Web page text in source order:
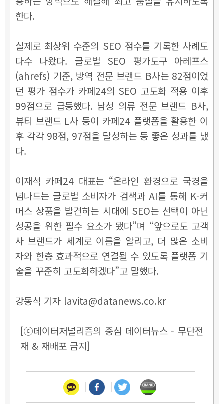
한다.
실제로 최상위 수준의 SEO 점수를 기록한 사례도
다수 나왔다. 글로벌 SEO 평가도구 아레프스
(ahrefs) 기준, 방역 전문 브랜드 B사는 82점이었
던 평가 점수가 카페24의 SEO 고도화 적용 이후
99점으로 급등했다. 남성 의류 전문 브랜드 B사,
뷰티 브랜드 L사 등이 카페24 플랫폼을 활용한 이
후 각각 98점, 97점을 달성하는 등 좋은 성과를 냈
다.
이재석 카페24 대표는 “온라인 환경으로 국경을
넘나드는 글로벌 소비자가 검색과 AI를 통해 K-커
머스 상품을 발견하는 시대에 SEO는 선택이 아닌
성공을 위한 필수 요소가 됐다”며 “앞으로도 고객
사 브랜드가 세계로 이름을 알리고, 더 많은 소비
자와 한층 효과적으로 연결될 수 있도록 플랫폼 기
술을 꾸준히 고도화하겠다”고 말했다.
강동식 기자 lavita@datanews.co.kr
[ⓒ데이터저널리즘의 중심 데이터뉴스 - 무단전
재 & 재배포 금지]